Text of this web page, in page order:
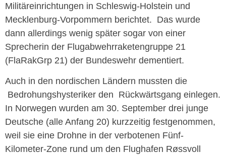
Militäreinrichtungen in Schleswig-Holstein und
Mecklenburg-Vorpommern berichtet. Das wurde
dann allerdings wenig später sogar von einer
Sprecherin der Flugabwehrraketengruppe 21
(FlaRakGrp 21) der Bundeswehr dementiert.
Auch in den nordischen Ländern mussten die
Bedrohungshysteriker den Rückwärtsgang einlegen.
In Norwegen wurden am 30. September drei junge
Deutsche (alle Anfang 20) kurzzeitig festgenommen,
weil sie eine Drohne in der verbotenen Fünf-
Kilometer-Zone rund um den Flughafen Røssvoll